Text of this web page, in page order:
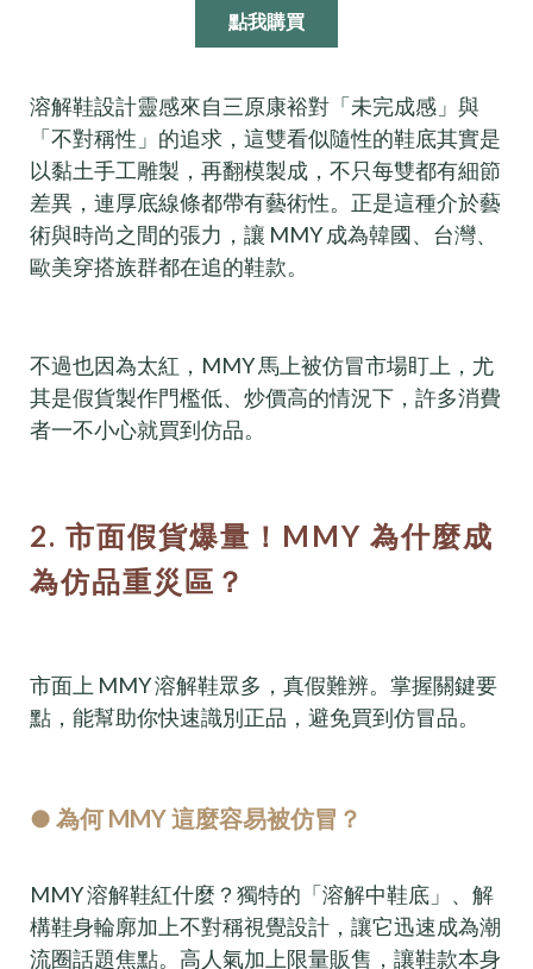
點我購買
溶解鞋設計靈感來自三原康裕對「未完成感」與
「不對稱性」的追求，這雙看似隨性的鞋底其實是
以黏土手工雕製，再翻模製成，不只每雙都有細節
差異，連厚底線條都帶有藝術性。正是這種介於藝
術與時尚之間的張力，讓 MMY 成為韓國、台灣、
歐美穿搭族群都在追的鞋款。
不過也因為太紅，MMY 馬上被仿冒市場盯上，尤
其是假貨製作門檻低、炒價高的情況下，許多消費
者一不小心就買到仿品。
2. 市面假貨爆量！MMY 為什麼成
為仿品重災區？
市面上 MMY 溶解鞋眾多，真假難辨。掌握關鍵要
點，能幫助你快速識別正品，避免買到仿冒品。
● 為何 MMY 這麼容易被仿冒？
MMY 溶解鞋紅什麼？獨特的「溶解中鞋底」、解
構鞋身輪廓加上不對稱視覺設計，讓它迅速成為潮
流圈話題焦點。高人氣加上限量販售，讓鞋款本身